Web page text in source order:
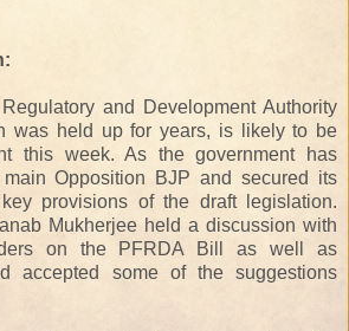
and Development Authority
was held up for years, is likely to be
this week. As the government has
Opposition BJP and secured its
provisions of the draft legislation.
Mukherjee held a discussion with
on the PFRDA Bill as well as
accepted some of the suggestions